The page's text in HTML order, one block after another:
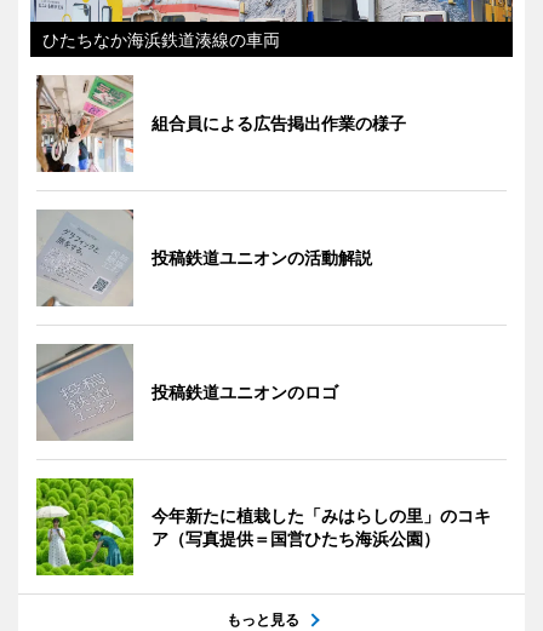
ひたちなか海浜鉄道湊線の車両
組合員による広告掲出作業の様子
投稿鉄道ユニオンの活動解説
投稿鉄道ユニオンのロゴ
今年新たに植栽した「みはらしの里」のコキ
ア（写真提供＝国営ひたち海浜公園）
もっと見る